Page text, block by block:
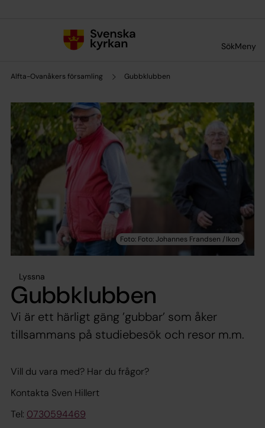
SökMeny
Alfta-Ovanåkers församling Gubbklubben
Lyssna
Gubbklubben
Vi är ett härligt gäng ’gubbar’ som åker
tillsammans på studiebesök och resor m.m.
Vill du vara med? Har du frågor?
Kontakta Sven Hillert
Tel: 0730594469